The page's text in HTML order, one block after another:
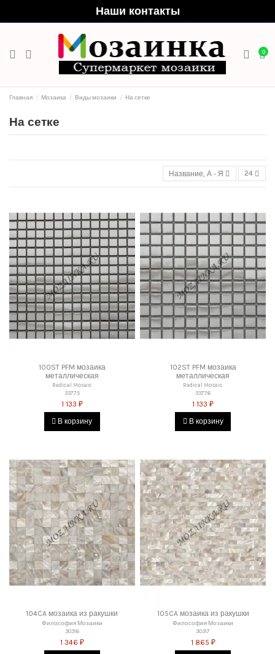
Наши контакты
0
Главная Мозаика Виды мозаики На сетке
На сетке
Название, А - Я 24
100ST PFM мозаика
металлическая
Radical Mosaic
33775
1 133 ₽
В корзину
102ST PFM мозаика
металлическая
Radical Mosaic
33776
1 133 ₽
В корзину
104CA мозаика из ракушки
Философия Мозаики
30316
1 346 ₽
105CA мозаика из ракушки
Философия Мозаики
30317
1 865 ₽